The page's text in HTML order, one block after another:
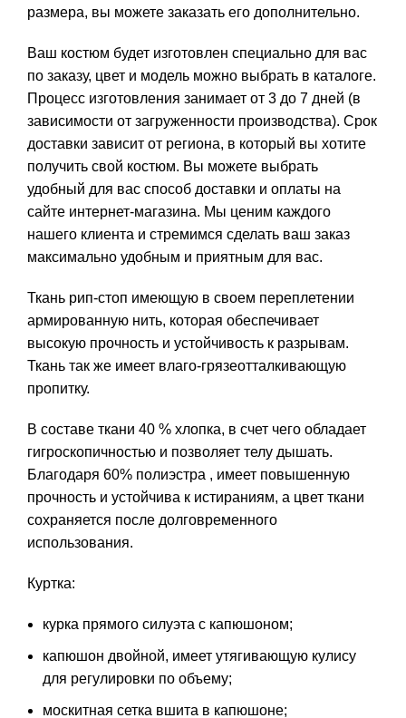
размера, вы можете заказать его дополнительно.
Ваш костюм будет изготовлен специально для вас
по заказу, цвет и модель можно выбрать в каталоге.
Процесс изготовления занимает от 3 до 7 дней (в
зависимости от загруженности производства). Срок
доставки зависит от региона, в который вы хотите
получить свой костюм. Вы можете выбрать
удобный для вас способ доставки и оплаты на
сайте интернет-магазина. Мы ценим каждого
нашего клиента и стремимся сделать ваш заказ
максимально удобным и приятным для вас.
Ткань рип-стоп имеющую в своем переплетении
армированную нить, которая обеспечивает
высокую прочность и устойчивость к разрывам.
Ткань так же имеет влаго-грязеотталкивающую
пропитку.
В составе ткани 40 % хлопка, в счет чего обладает
гигроскопичностью и позволяет телу дышать.
Благодаря 60% полиэстра , имеет повышенную
прочность и устойчива к истираниям, а цвет ткани
сохраняется после долговременного
использования.
Куртка:
курка прямого силуэта с капюшоном;
капюшон двойной, имеет утягивающую кулису
для регулировки по объему;
москитная сетка вшита в капюшоне;